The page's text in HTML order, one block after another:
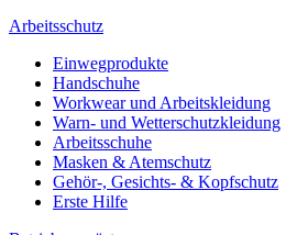
Arbeitsschutz
Einwegprodukte
Handschuhe
Workwear und Arbeitskleidung
Warn- und Wetterschutzkleidung
Arbeitsschuhe
Masken & Atemschutz
Gehör-, Gesichts- & Kopfschutz
Erste Hilfe